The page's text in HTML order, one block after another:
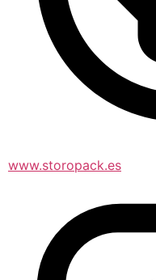
www.storopack.es